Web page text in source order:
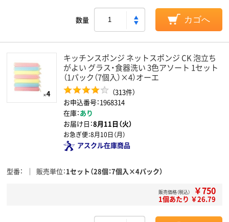
数量 カゴへ
キッチンスポンジ ネットスポンジ CK 泡立ち
がよい グラス・食器洗い 3色アソート 1セット
（1パック（7個入）×4）オーエ
（313件）
お申込番号：1968314
在庫：あり
お届け日：8月11日（火）
お急ぎ便：8月10日（月）
アスクル在庫商品
型番 販売単位 1セット（28個：7個入×4パック）
販売価格（税込） ￥750
1個あたり ￥26.79